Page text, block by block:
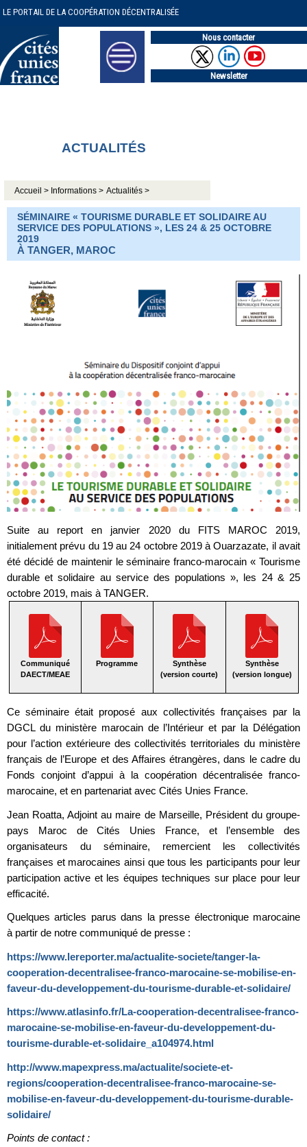
LE PORTAIL DE LA COOPÉRATION DÉCENTRALISÉE
Nous contacter
Newsletter
ACTUALITÉS
Accueil > Informations > Actualités >
SÉMINAIRE « TOURISME DURABLE ET SOLIDAIRE AU
SERVICE DES POPULATIONS », LES 24 & 25 OCTOBRE
2019
À TANGER, MAROC
Suite au report en janvier 2020 du FITS MAROC 2019,
initialement prévu du 19 au 24 octobre 2019 à Ouarzazate, il avait
été décidé de maintenir le séminaire franco-marocain « Tourisme
durable et solidaire au service des populations », les 24 & 25
octobre 2019, mais à TANGER.
Communiqué
DAECT/MEAE
Programme
Synthèse
(version courte)
Synthèse
(version longue)
Ce séminaire était proposé aux collectivités françaises par la
DGCL du ministère marocain de l’Intérieur et par la Délégation
pour l’action extérieure des collectivités territoriales du ministère
français de l’Europe et des Affaires étrangères, dans le cadre du
Fonds conjoint d’appui à la coopération décentralisée franco-
marocaine, et en partenariat avec Cités Unies France.
Jean Roatta, Adjoint au maire de Marseille, Président du groupe-
pays Maroc de Cités Unies France, et l’ensemble des
organisateurs du séminaire, remercient les collectivités
françaises et marocaines ainsi que tous les participants pour leur
participation active et les équipes techniques sur place pour leur
efficacité.
Quelques articles parus dans la presse électronique marocaine
à partir de notre communiqué de presse :
https://www.lereporter.ma/actualite-societe/tanger-la-
cooperation-decentralisee-franco-marocaine-se-mobilise-en-
faveur-du-developpement-du-tourisme-durable-et-solidaire/
https://www.atlasinfo.fr/La-cooperation-decentralisee-franco-
marocaine-se-mobilise-en-faveur-du-developpement-du-
tourisme-durable-et-solidaire_a104974.html
http://www.mapexpress.ma/actualite/societe-et-
regions/cooperation-decentralisee-franco-marocaine-se-
mobilise-en-faveur-du-developpement-du-tourisme-durable-
solidaire/
Points de contact :